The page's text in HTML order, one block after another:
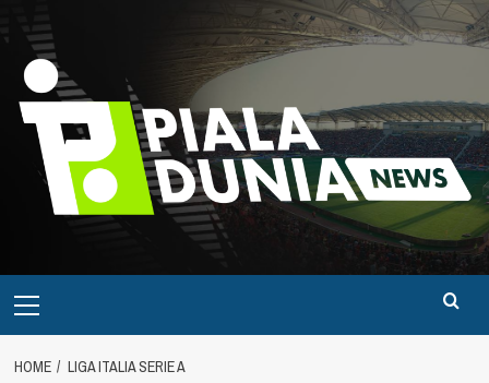
to
content
Menu
HOME LIGA ITALIA SERIE A